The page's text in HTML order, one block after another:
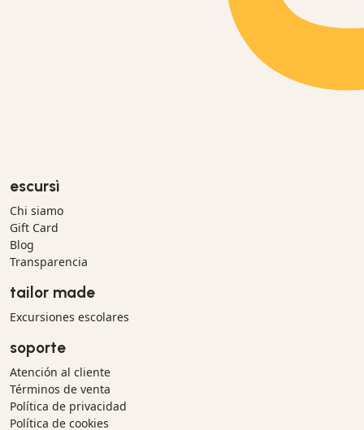
escursì
Chi siamo
Gift Card
Blog
Transparencia
tailor made
Excursiones escolares
soporte
Atención al cliente
Términos de venta
Política de privacidad
Política de cookies